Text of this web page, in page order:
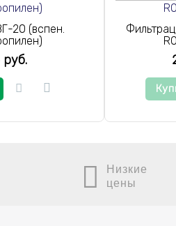
20 (вспен.
руб.
Низкие
цены